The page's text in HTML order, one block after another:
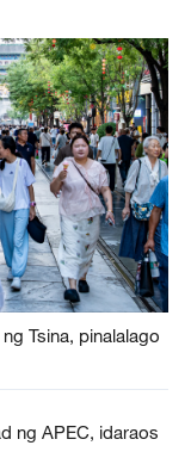
Tsina, pinalalago
ng APEC, idaraos